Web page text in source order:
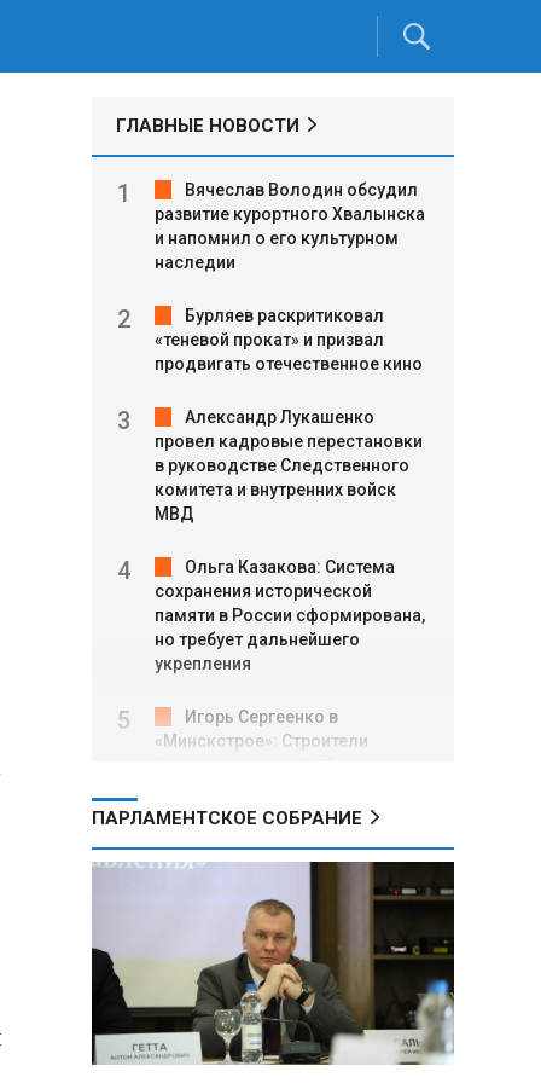
ГЛАВНЫЕ НОВОСТИ
Вячеслав Володин обсудил
развитие курортного Хвалынска
и напомнил о его культурном
наследии
Бурляев раскритиковал
«теневой прокат» и призвал
продвигать отечественное кино
Александр Лукашенко
провел кадровые перестановки
в руководстве Следственного
комитета и внутренних войск
МВД
Ольга Казакова: Система
сохранения исторической
памяти в России сформирована,
но требует дальнейшего
укрепления
Игорь Сергеенко в
«Минскстрое»: Строители
в улучшении охраны труда
МИД РФ: Поездка
Зеленского в США не принесла
ожидаемых результатов
Белорусские школьники
собрали первые «космические»
томаты из семян, побывавших
на орбите
ПАРЛАМЕНТСКОЕ СОБРАНИЕ